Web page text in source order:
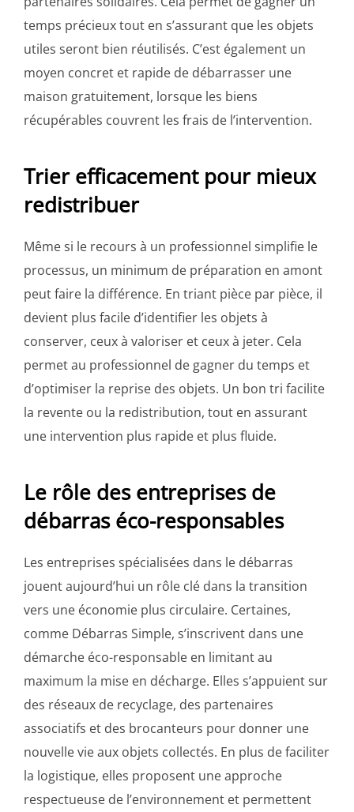
temps précieux tout en s’assurant que les objets
utiles seront bien réutilisés. C’est également un
moyen concret et rapide de débarrasser une
maison gratuitement, lorsque les biens
récupérables couvrent les frais de l’intervention.
Trier efficacement pour mieux
redistribuer
Même si le recours à un professionnel simplifie le
processus, un minimum de préparation en amont
peut faire la différence. En triant pièce par pièce, il
devient plus facile d’identifier les objets à
conserver, ceux à valoriser et ceux à jeter. Cela
permet au professionnel de gagner du temps et
d’optimiser la reprise des objets. Un bon tri facilite
la revente ou la redistribution, tout en assurant
une intervention plus rapide et plus fluide.
Le rôle des entreprises de
débarras éco-responsables
Les entreprises spécialisées dans le débarras
jouent aujourd’hui un rôle clé dans la transition
vers une économie plus circulaire. Certaines,
comme Débarras Simple, s’inscrivent dans une
démarche éco-responsable en limitant au
maximum la mise en décharge. Elles s’appuient sur
des réseaux de recyclage, des partenaires
associatifs et des brocanteurs pour donner une
nouvelle vie aux objets collectés. En plus de faciliter
la logistique, elles proposent une approche
respectueuse de l’environnement et permettent